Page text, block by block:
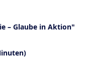
– Glaube in Aktion"